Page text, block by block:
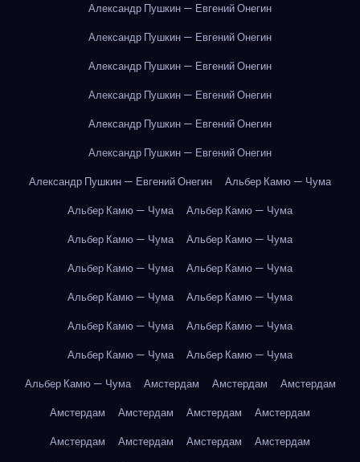
Александр Пушкин — Евгений Онегин
Александр Пушкин — Евгений Онегин
Александр Пушкин — Евгений Онегин
Александр Пушкин — Евгений Онегин
Александр Пушкин — Евгений Онегин
Александр Пушкин — Евгений Онегин
Александр Пушкин — Евгений Онегин
Альбер Камю — Чума
Альбер Камю — Чума
Альбер Камю — Чума
Альбер Камю — Чума
Альбер Камю — Чума
Альбер Камю — Чума
Альбер Камю — Чума
Альбер Камю — Чума
Альбер Камю — Чума
Альбер Камю — Чума
Альбер Камю — Чума
Альбер Камю — Чума
Альбер Камю — Чума
Альбер Камю — Чума
Амстердам Амстердам
Амстердам
Амстердам
Амстердам Амстердам
Амстердам
Амстердам
Амстердам Амстердам
Амстердам